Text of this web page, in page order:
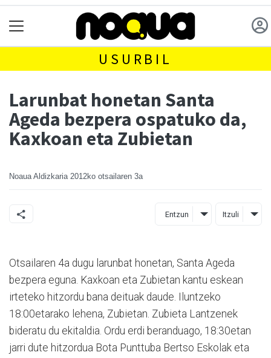
USURBIL
Larunbat honetan Santa
Ageda bezpera ospatuko da,
Kaxkoan eta Zubietan
Noaua Aldizkaria 2012ko otsailaren 3a
Entzun Itzuli
Otsailaren 4a dugu larunbat honetan, Santa Ageda
bezpera eguna. Kaxkoan eta Zubietan kantu eskean
irteteko hitzordu bana deituak daude. Iluntzeko
18:00etarako lehena, Zubietan. Zubieta Lantzenek
bideratu du ekitaldia. Ordu erdi beranduago, 18:30etan
jarri dute hitzordua Bota Punttuba Bertso Eskolak eta